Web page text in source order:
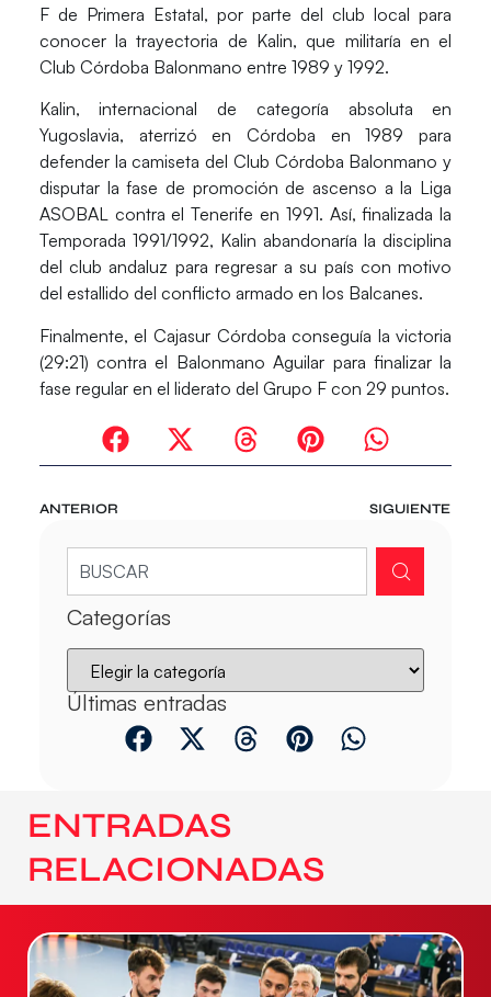
F de Primera Estatal, por parte del club local para
conocer la trayectoria de Kalin, que militaría en el
Club Córdoba Balonmano entre 1989 y 1992.
Kalin, internacional de categoría absoluta en
Yugoslavia, aterrizó en Córdoba en 1989 para
defender la camiseta del Club Córdoba Balonmano y
disputar la fase de promoción de ascenso a la Liga
ASOBAL contra el Tenerife en 1991. Así, finalizada la
Temporada 1991/1992, Kalin abandonaría la disciplina
del club andaluz para regresar a su país con motivo
del estallido del conflicto armado en los Balcanes.
Finalmente, el Cajasur Córdoba conseguía la victoria
(29:21) contra el Balonmano Aguilar para finalizar la
fase regular en el liderato del Grupo F con 29 puntos.
ANTERIOR SIGUIENTE
Categorías
Últimas entradas
ENTRADAS
RELACIONADAS